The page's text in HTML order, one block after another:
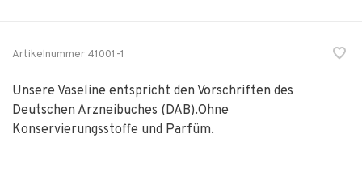
Artikelnummer 41001-1
Unsere Vaseline entspricht den Vorschriften des
Deutschen Arzneibuches (DAB).Ohne
Konservierungsstoffe und Parfüm.